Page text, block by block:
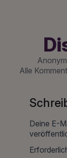
Alle
Deine E-